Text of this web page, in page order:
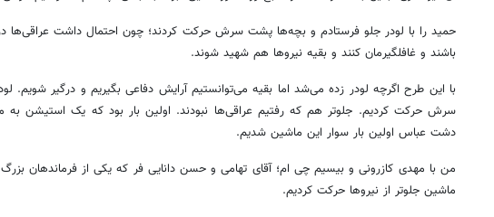
حمید را با لودر جلو فرستادم و بچه‌ها پشت سرش حرکت کردند؛ چون احتمال داشت عراقی‌ها
باشند و غافلگیرمان کنند و بقیه نیروها هم شهید شوند.
با این طرح اگرچه لودر زده می‌شد اما بقیه می‌توانستیم آرایش دفاعی بگیریم و درگیر شویم.
سرش حرکت کردیم. جلوتر هم که رفتیم عراقی‌ها نبودند. اولین بار بود که یک استیشن به
دشت عباس اولین بار سوار این ماشین شدیم.
من با مهدی کازرونی و بیسیم چی ام؛ آقای تهامی و حسن دانایی فر که یکی از فرماندهان
ماشین جلوتر از نیروها حرکت کردیم.